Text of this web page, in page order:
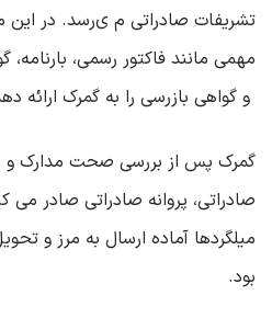
تشریفات صادراتی م ی‌رسد. در این
مهمی مانند فاکتور رسمی،
و گواهی بازرسی را به گمرک ارائه
گمرک پس از بررسی صحت مدارک و
صادراتی، پروانه صادراتی صادر می
میلگردها آماده ارسال به مرز و
بود.